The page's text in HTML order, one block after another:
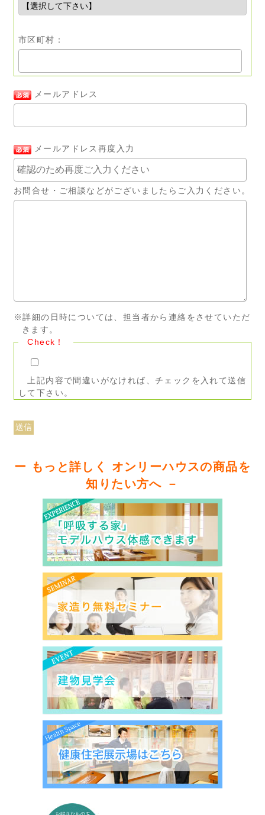
市区町村：
メールアドレス
メールアドレス再度入力
お問合せ・ご相談などがございましたらご入力ください。
※詳細の日時については、担当者から連絡をさせていただ
きます。
Check！
上記内容で間違いがなければ、チェックを入れて送信
して下さい。
ー もっと詳しく オンリーハウスの商品を
知りたい方へ －